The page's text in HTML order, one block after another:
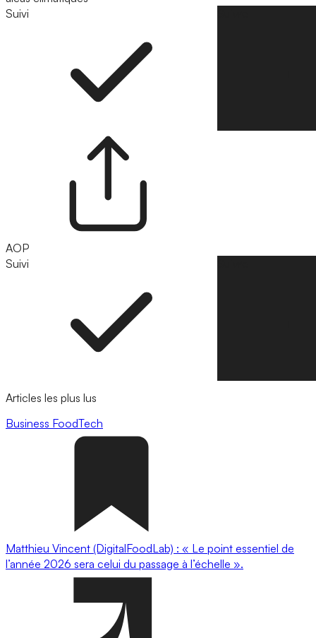
Suivi
AOP
Suivi
Articles les plus lus
Business FoodTech
Matthieu Vincent (DigitalFoodLab) : « Le point essentiel de
l’année 2026 sera celui du passage à l’échelle ».